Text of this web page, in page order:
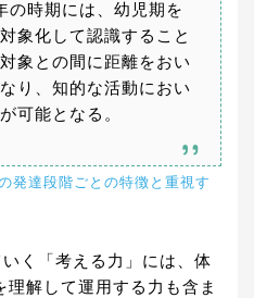
の時期には、幼児期を
象化して認識すること
象との間に距離をおい
り、知的な活動におい
可能となる。
発達段階ごとの特徴と重視す
く「考える力」には、体
解して運用する力も含ま